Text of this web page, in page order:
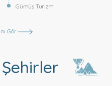
Gümüş Turizm
Gör